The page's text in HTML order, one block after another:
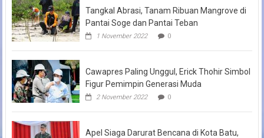
Tangkal Abrasi, Tanam Ribuan Mangrove di
Pantai Soge dan Pantai Teban
1 November 2022 0
Cawapres Paling Unggul, Erick Thohir Simbol
Figur Pemimpin Generasi Muda
2 November 2022 0
Apel Siaga Darurat Bencana di Kota Batu,